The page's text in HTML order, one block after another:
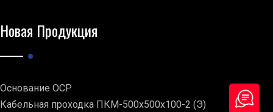
Новая Продукция
Основание ОСР
Кабельная проходка ПКМ-500х500х100-2 (Э)